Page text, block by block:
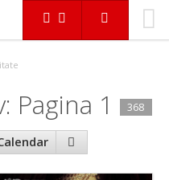
Pagina 1 368